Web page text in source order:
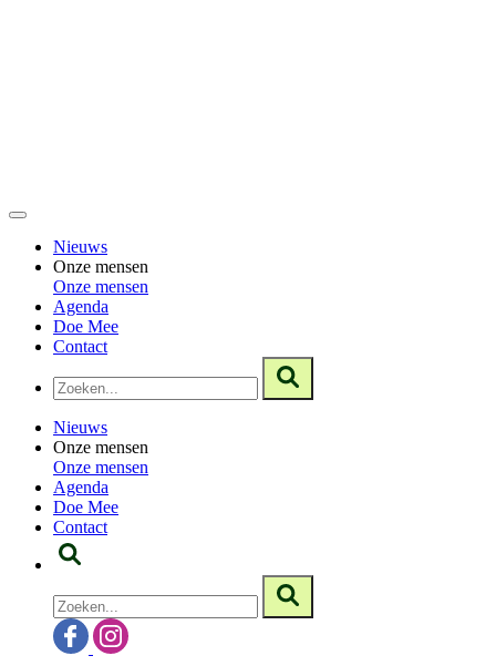
Nieuws
Onze mensen
Onze mensen
Agenda
Doe Mee
Contact
Nieuws
Onze mensen
Onze mensen
Agenda
Doe Mee
Contact